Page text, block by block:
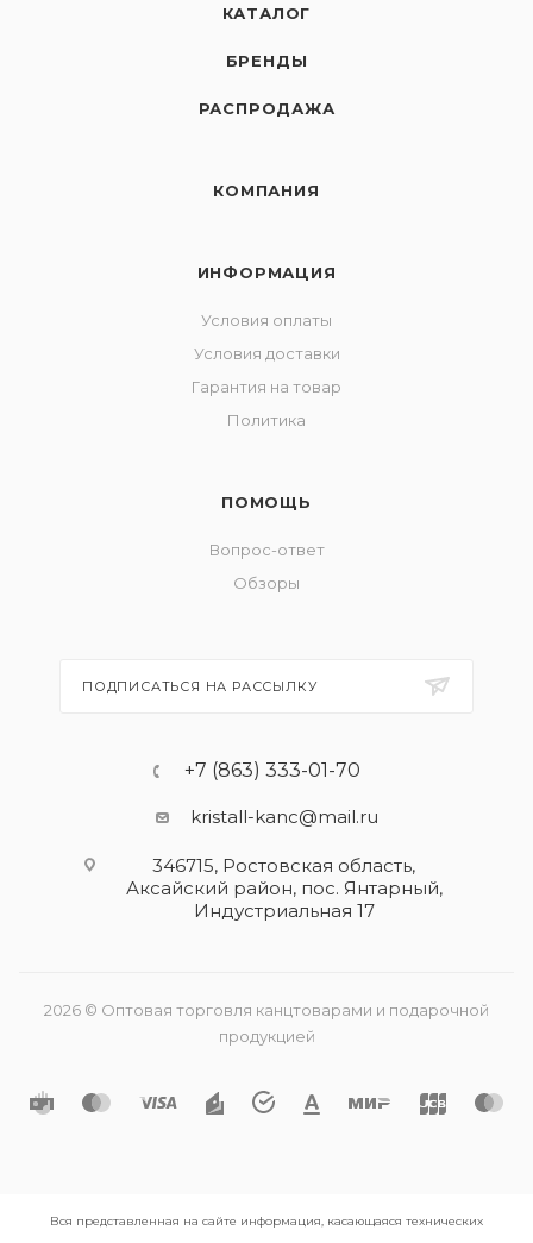
КАТАЛОГ
БРЕНДЫ
РАСПРОДАЖА
КОМПАНИЯ
ИНФОРМАЦИЯ
Условия оплаты
Условия доставки
Гарантия на товар
Политика
ПОМОЩЬ
Вопрос-ответ
Обзоры
ПОДПИСАТЬСЯ НА РАССЫЛКУ
+7 (863) 333-01-70
kristall-kanc@mail.ru
346715, Ростовская область​,
Аксайский район, пос. Янтарный,
Индустриальная 17
2026 © Оптовая торговля канцтоварами и подарочной
продукцией
Вся представленная на сайте информация, касающаяся технических